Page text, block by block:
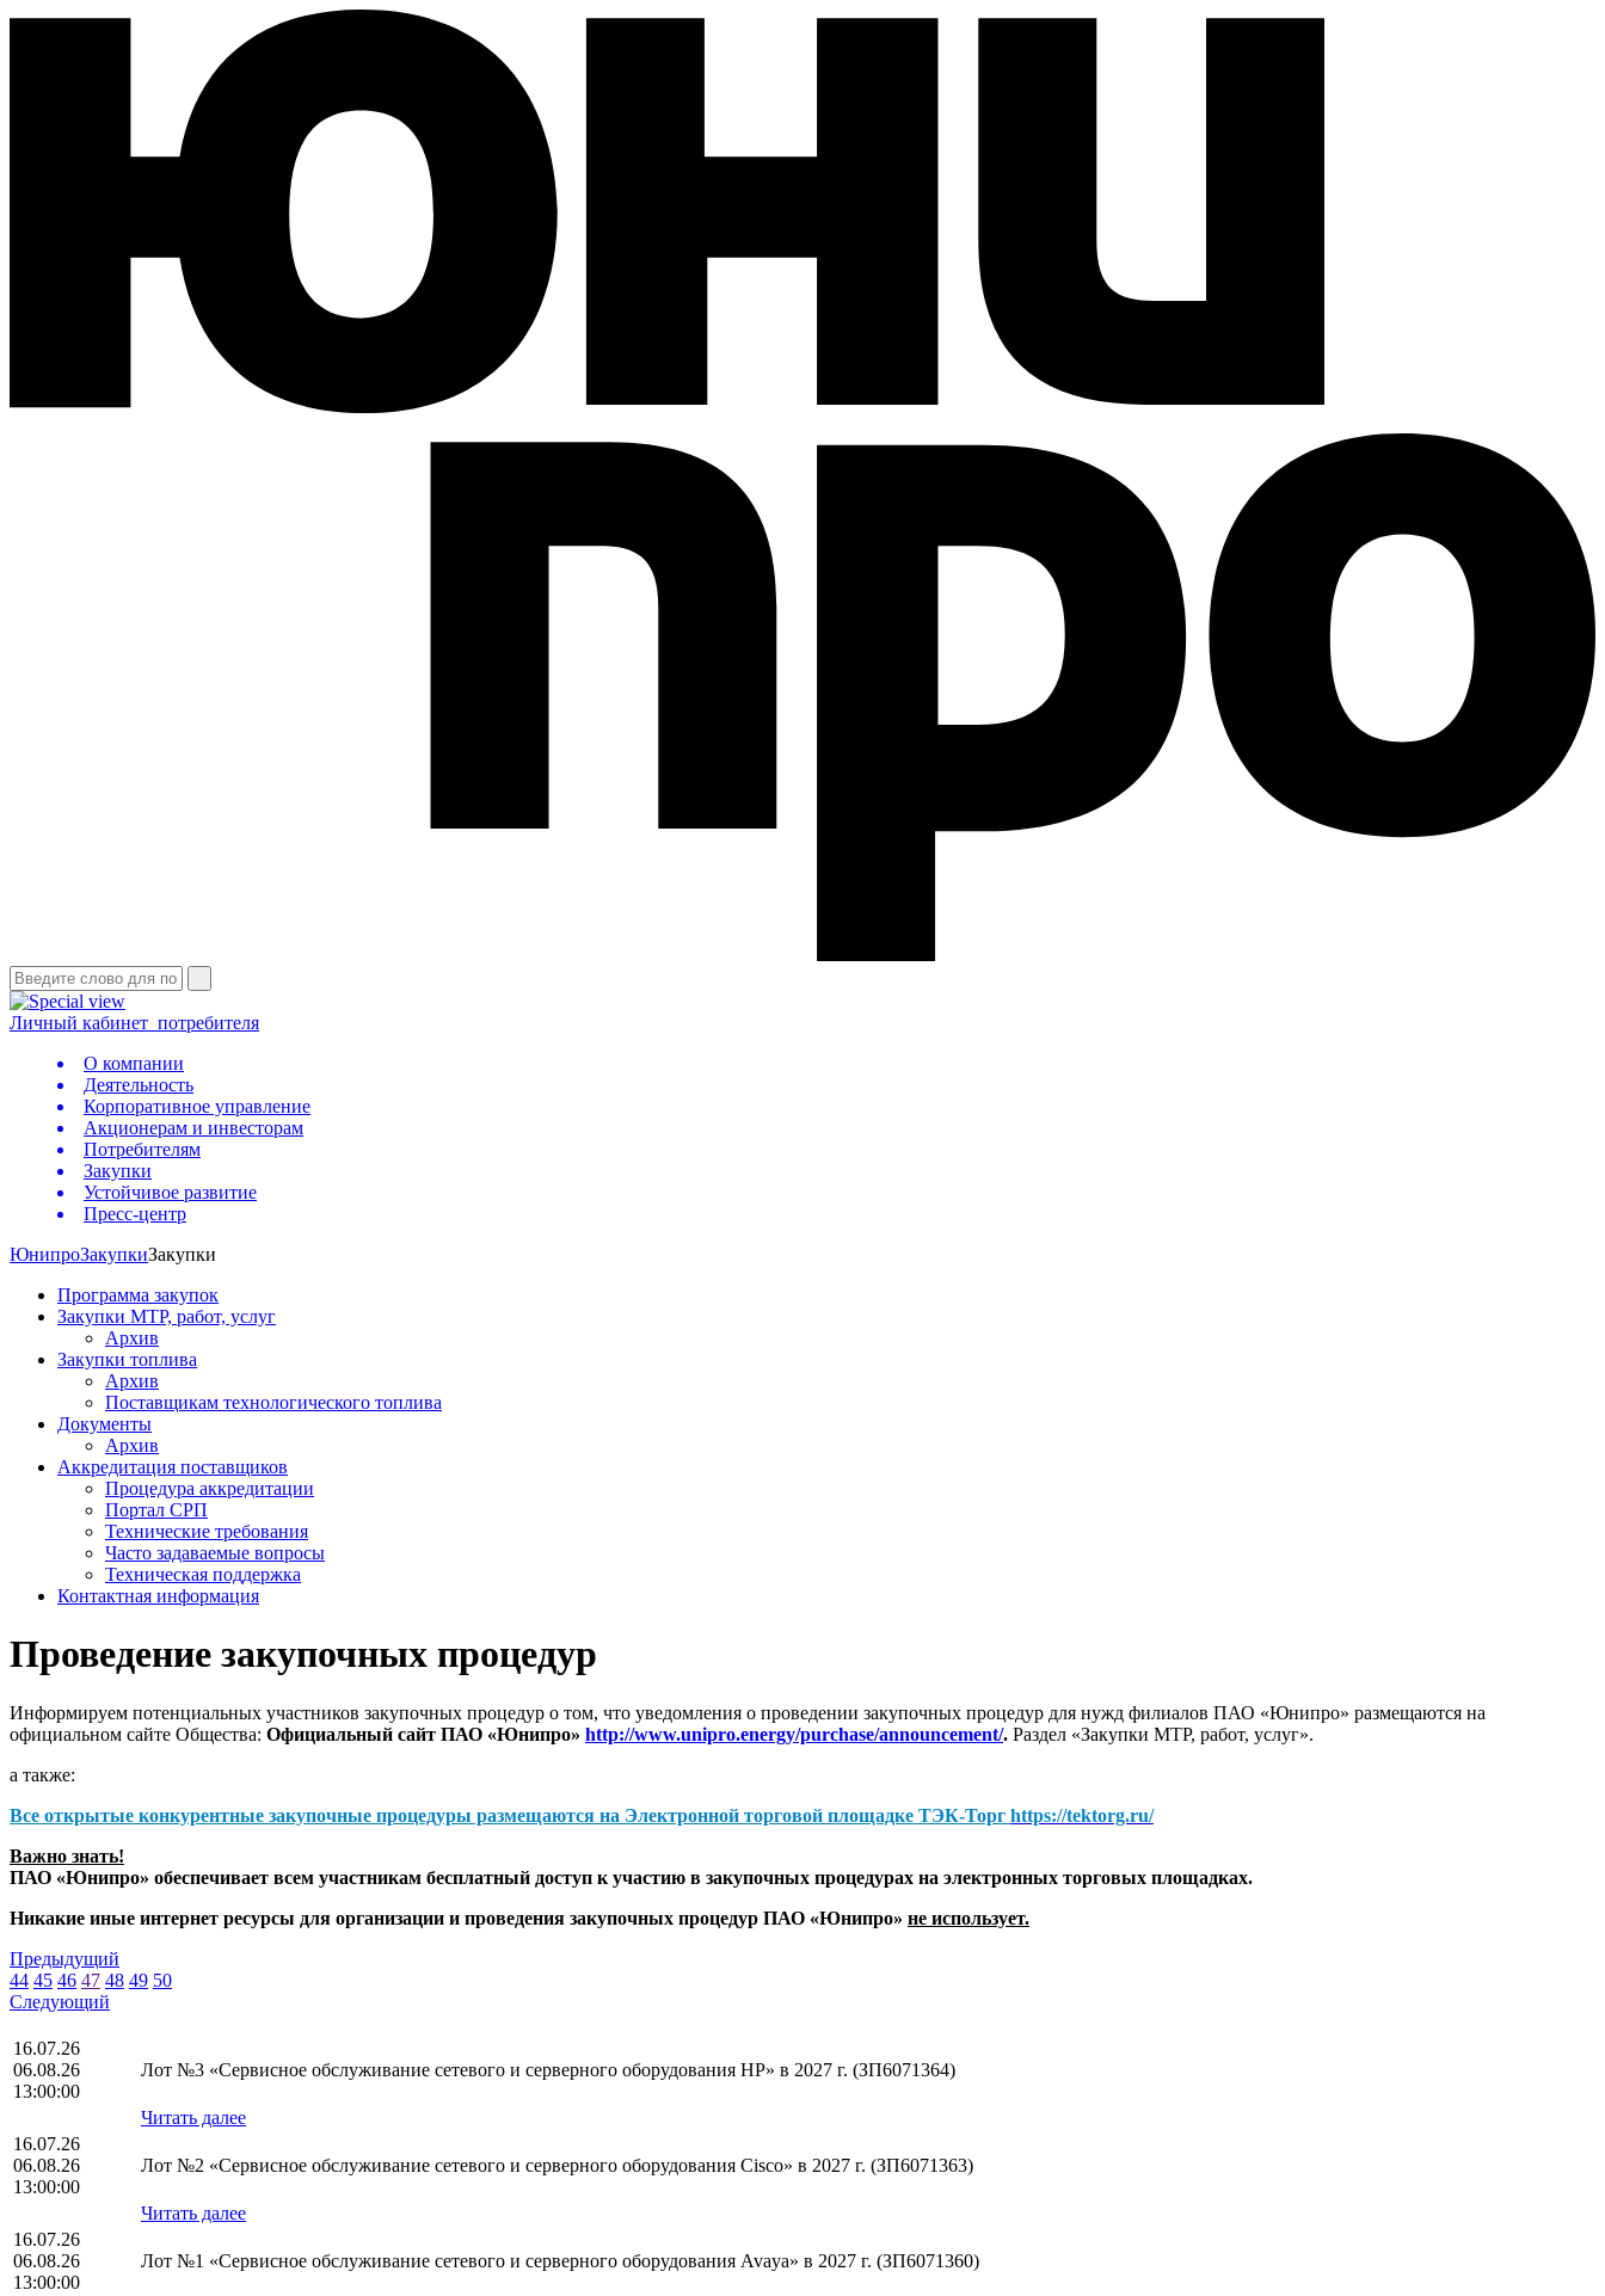
Личный кабинет потребителя
О компании
Деятельность
Корпоративное управление
Акционерам и инвесторам
Потребителям
Закупки
Устойчивое развитие
Пресс-центр
ЮнипроЗакупкиЗакупки
Программа закупок
Закупки МТР, работ, услуг
Архив
Закупки топлива
Архив
Поставщикам технологического топлива
Документы
Архив
Аккредитация поставщиков
Процедура аккредитации
Портал СРП
Технические требования
Часто задаваемые вопросы
Техническая поддержка
Контактная информация
Проведение закупочных процедур
Информируем потенциальных участников закупочных процедур о том, что уведомления о проведении закупочных процедур для нужд филиалов ПАО «Юнипро» размещаются на
официальном сайте Общества: Официальный сайт ПАО «Юнипро» http://www.unipro.energy/purchase/announcement/. Раздел «Закупки МТР, работ, услуг».
а также:
Все открытые конкурентные закупочные процедуры размещаются на Электронной торговой площадке ТЭК-Торг https://tektorg.ru/
Важно знать!
ПАО «Юнипро» обеспечивает всем участникам бесплатный доступ к участию в закупочных процедурах на электронных торговых площадках.
Никакие иные интернет ресурсы для организации и проведения закупочных процедур ПАО «Юнипро» не использует.
Предыдущий
44 45 46 47 48 49 50
Следующий
16.07.26
06.08.26
13:00:00
Лот №3 «Сервисное обслуживание сетевого и серверного оборудования НР» в 2027 г. (ЗП6071364)
Читать далее
16.07.26
06.08.26
13:00:00
Лот №2 «Сервисное обслуживание сетевого и серверного оборудования Cisco» в 2027 г. (ЗП6071363)
Читать далее
16.07.26
06.08.26
13:00:00
Лот №1 «Сервисное обслуживание сетевого и серверного оборудования Avaya» в 2027 г. (ЗП6071360)